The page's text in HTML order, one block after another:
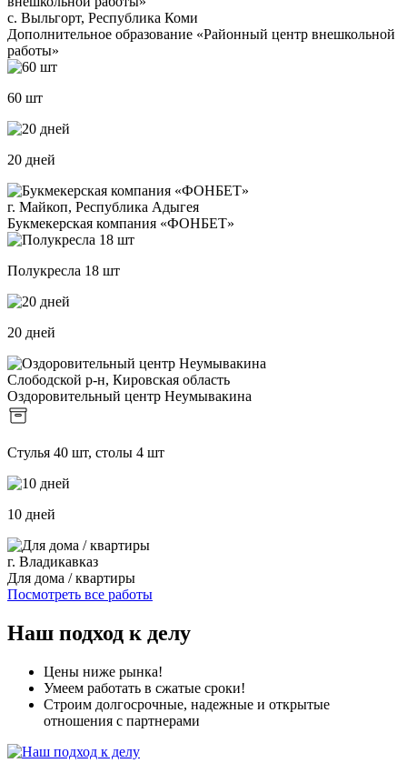
с. Выльгорт, Республика Коми
Дополнительное образование «Районный центр внешкольной
работы»
60 шт
20 дней
г. Майкоп, Республика Адыгея
Букмекерская компания «ФОНБЕТ»
Полукресла 18 шт
20 дней
Слободской р-н, Кировская область
Оздоровительный центр Неумывакина
Стулья 40 шт, столы 4 шт
10 дней
г. Владикавказ
Для дома / квартиры
Посмотреть все работы
Наш подход к делу
Цены ниже рынка!
Умеем работать в сжатые сроки!
Строим долгосрочные, надежные и открытые
отношения с партнерами